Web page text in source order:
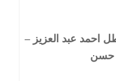
16 شارع البطل احمد عبد العزيز –
حسن